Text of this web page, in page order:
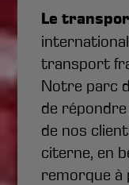
Le
transport
Notre parc
de répondre
de nos
citerne, en
remorque à